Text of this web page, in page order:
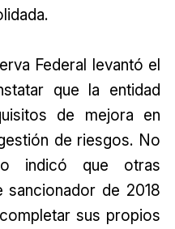
Federal levantó el
que la entidad
de mejora en
de riesgos. No
indicó que otras
sancionador de 2018
sus propios